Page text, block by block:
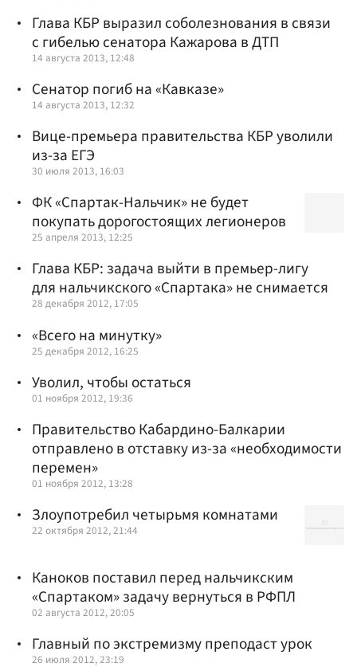
Глава КБР выразил соболезнования в связи
с гибелью сенатора Кажарова в ДТП
14 августа 2013, 12:48
Сенатор погиб на «Кавказе»
14 августа 2013, 12:32
Вице-премьера правительства КБР уволили
из-за ЕГЭ
30 июля 2013, 16:03
ФК «Спартак-Нальчик» не будет
покупать дорогостоящих легионеров
25 апреля 2013, 12:25
Глава КБР: задача выйти в премьер-лигу
для нальчикского «Спартака» не снимается
28 декабря 2012, 17:05
«Всего на минутку»
25 декабря 2012, 16:25
Уволил, чтобы остаться
01 ноября 2012, 19:36
Правительство Кабардино-Балкарии
отправлено в отставку из-за «необходимости
перемен»
01 ноября 2012, 13:28
Злоупотребил четырьмя комнатами
22 октября 2012, 21:44
Каноков поставил перед нальчикским
«Спартаком» задачу вернуться в РФПЛ
02 августа 2012, 20:05
Главный по экстремизму преподаст урок
26 июля 2012, 23:19